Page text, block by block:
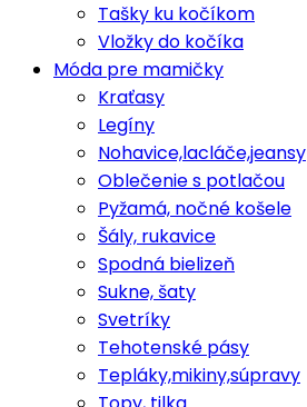
Tašky ku kočíkom
Vložky do kočíka
Móda pre mamičky
Kraťasy
Legíny
Nohavice,lacláče,jeansy
Oblečenie s potlačou
Pyžamá, nočné košele
Šály, rukavice
Spodná bielizeň
Sukne, šaty
Svetríky
Tehotenské pásy
Tepláky,mikiny,súpravy